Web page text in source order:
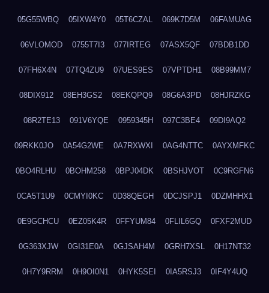
05G55WBQ 05IXW4Y0 05T6CZAL 069K7D5M 06FAMUAG
06VLOMOD 0755T7I3 077IRTEG 07ASX5QF 07BDB1DD
07FH6X4N 07TQ4ZU9 07UES9ES 07VPTDH1 08B99MM7
08DIX912 08EH3GS2 08EKQPQ9 08G6A3PD 08HJRZKG
08R2TE13 091V6YQE 0959345H 097C3BE4 09DI9AQ2
09RKK0JO 0A54G2WE 0A7RXWXI 0AG4NTTC 0AYXMFKC
0BO4RLHU 0BOHM258 0BPJ04DK 0BSHJVOT 0C9RGFN6
0CA5T1U9 0CMYI0KC 0D38QEGH 0DCJSPJ1 0DZMHHX1
0E9GCHCU 0EZ05K4R 0FFYUM84 0FLIL6GQ 0FXF2MUD
0G363XJW 0GI31E0A 0GJSAH4M 0GRH7XSL 0H17NT32
0H7Y9RRM 0H9OI0N1 0HYK5SEI 0IA5RSJ3 0IF4Y4UQ